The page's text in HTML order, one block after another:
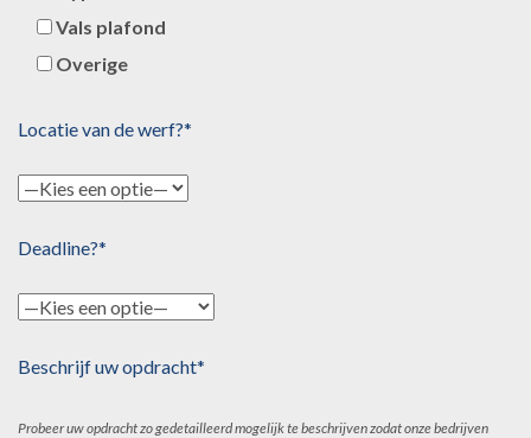
Vals plafond
Overige
Locatie van de werf?*
Deadline?*
Beschrijf uw opdracht*
Probeer uw opdracht zo gedetailleerd mogelijk te beschrijven zodat onze bedrijven